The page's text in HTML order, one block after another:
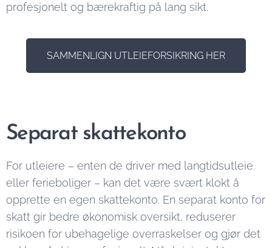
profesjonelt og bærekraftig på lang sikt.
SAMMENLIGN UTLEIEFORSIKRING HER
Separat skattekonto
For utleiere – enten de driver med langtidsutleie
eller ferieboliger – kan det være svært klokt å
opprette en egen skattekonto. En separat konto for
skatt gir bedre økonomisk oversikt, reduserer
risikoen for ubehagelige overraskelser og gjør det